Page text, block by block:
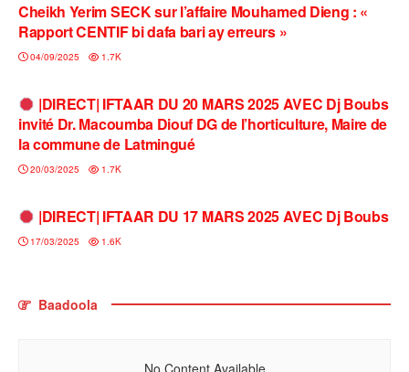
Cheikh Yerim SECK sur l’affaire Mouhamed Dieng : «
Rapport CENTIF bi dafa bari ay erreurs »
04/09/2025 1.7K
A L'INSTANT
|DIRECT| IFTAAR DU 20 MARS 2025 AVEC Dj Boubs
invité Dr. Macoumba Diouf DG de l’horticulture, Maire de
la commune de Latmingué
20/03/2025 1.7K
A L'INSTANT
|DIRECT| IFTAAR DU 17 MARS 2025 AVEC Dj Boubs
17/03/2025 1.6K
Baadoola